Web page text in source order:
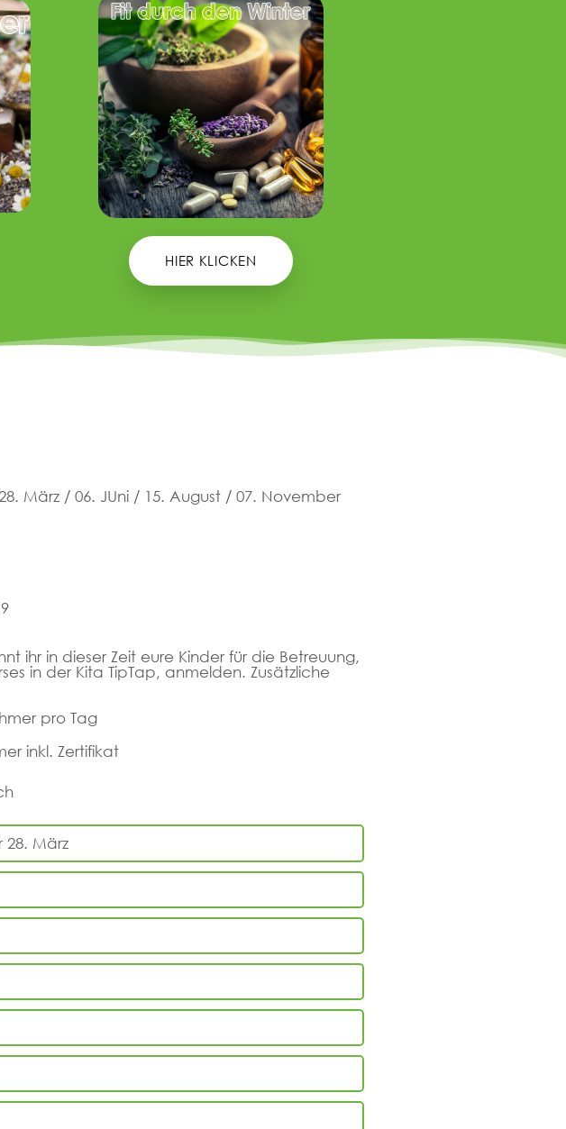
HIER KLICKEN
März / 06. JUni / 15. August / 07. November
ihr in dieser Zeit eure Kinder für die Betreuung,
in der Kita TipTap, anmelden. Zusätzliche
pro Tag
inkl. Zertifikat